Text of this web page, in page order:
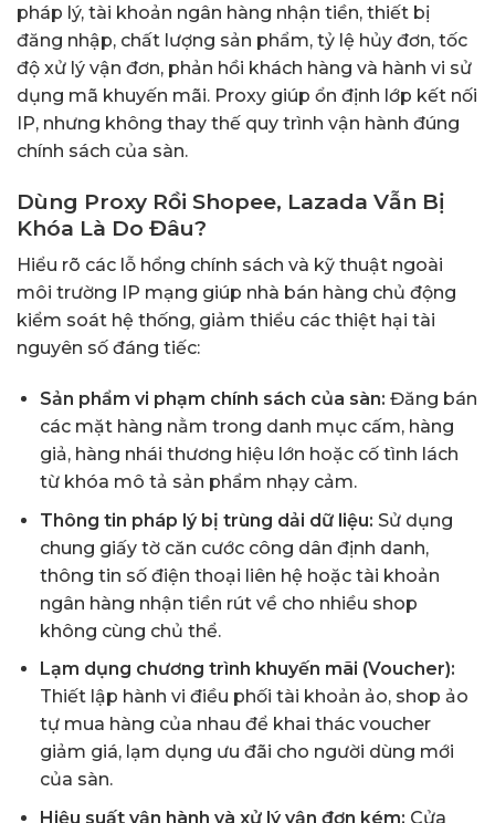
pháp lý, tài khoản ngân hàng nhận tiền, thiết bị
đăng nhập, chất lượng sản phẩm, tỷ lệ hủy đơn, tốc
độ xử lý vận đơn, phản hồi khách hàng và hành vi sử
dụng mã khuyến mãi. Proxy giúp ổn định lớp kết nối
IP, nhưng không thay thế quy trình vận hành đúng
chính sách của sàn.
Dùng Proxy Rồi Shopee, Lazada Vẫn Bị
Khóa Là Do Đâu?
Hiểu rõ các lỗ hổng chính sách và kỹ thuật ngoài
môi trường IP mạng giúp nhà bán hàng chủ động
kiểm soát hệ thống, giảm thiểu các thiệt hại tài
nguyên số đáng tiếc:
Sản phẩm vi phạm chính sách của sàn: Đăng bán
các mặt hàng nằm trong danh mục cấm, hàng
giả, hàng nhái thương hiệu lớn hoặc cố tình lách
từ khóa mô tả sản phẩm nhạy cảm.
Thông tin pháp lý bị trùng dải dữ liệu: Sử dụng
chung giấy tờ căn cước công dân định danh,
thông tin số điện thoại liên hệ hoặc tài khoản
ngân hàng nhận tiền rút về cho nhiều shop
không cùng chủ thể.
Lạm dụng chương trình khuyến mãi (Voucher):
Thiết lập hành vi điều phối tài khoản ảo, shop ảo
tự mua hàng của nhau để khai thác voucher
giảm giá, lạm dụng ưu đãi cho người dùng mới
của sàn.
Hiệu suất vận hành và xử lý vận đơn kém: Cửa